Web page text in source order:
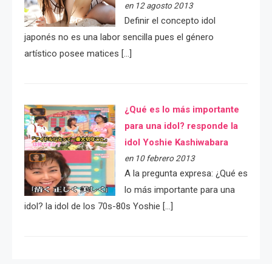
en 12 agosto 2013
Definir el concepto idol
japonés no es una labor sencilla pues el género
artístico posee matices […]
¿Qué es lo más importante
para una idol? responde la
idol Yoshie Kashiwabara
en 10 febrero 2013
A la pregunta expresa: ¿Qué es
lo más importante para una
idol? la idol de los 70s-80s Yoshie […]